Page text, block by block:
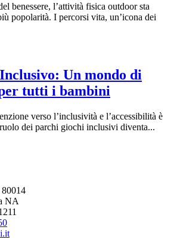
benessere, l’attività fisica outdoor sta
popolarità. I percorsi vita, un’icona dei
Un mondo di
tutti i bambini
verso l’inclusività e l’accessibilità è
dei parchi giochi inclusivi diventa...
NA